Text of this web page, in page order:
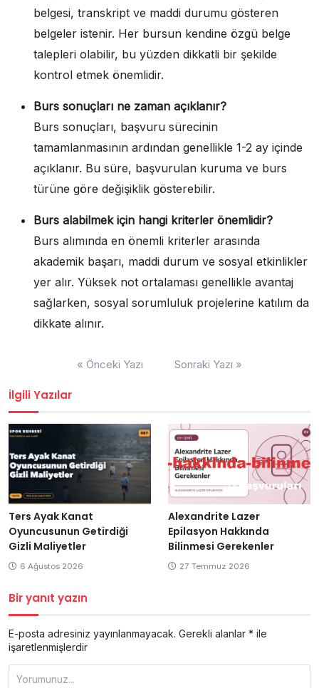
belgesi, transkript ve maddi durumu gösteren
belgeler istenir. Her bursun kendine özgü belge
talepleri olabilir, bu yüzden dikkatli bir şekilde
kontrol etmek önemlidir.
Burs sonuçları ne zaman açıklanır?
Burs sonuçları, başvuru sürecinin
tamamlanmasının ardından genellikle 1-2 ay içinde
açıklanır. Bu süre, başvurulan kuruma ve burs
türüne göre değişiklik gösterebilir.
Burs alabilmek için hangi kriterler önemlidir?
Burs alımında en önemli kriterler arasında
akademik başarı, maddi durum ve sosyal etkinlikler
yer alır. Yüksek not ortalaması genellikle avantaj
sağlarken, sosyal sorumluluk projelerine katılım da
dikkate alınır.
« Önceki Yazı Sonraki Yazı »
İlgili Yazılar
Ters Ayak Kanat
Oyuncusunun Getirdiği
Gizli Maliyetler
6 Ağustos 2026
Alexandrite Lazer
Epilasyon Hakkında
Bilinmesi Gerekenler
27 Temmuz 2026
Bir yanıt yazın
E-posta adresiniz yayınlanmayacak. Gerekli alanlar * ile
işaretlenmişlerdir